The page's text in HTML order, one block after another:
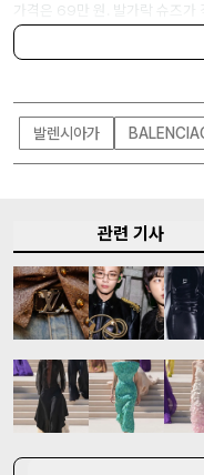
가격은 69만 원. 발가락 슈즈가
품. 지금 바로 공식 홈페이지(
발렌시아가
관련 기사